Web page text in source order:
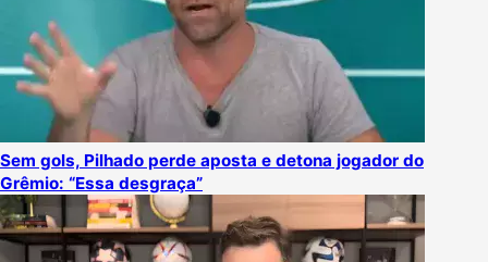
Sem gols, Pilhado perde aposta e detona jogador do
Grêmio: “Essa desgraça”